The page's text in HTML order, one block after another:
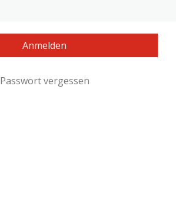
Passwort vergessen